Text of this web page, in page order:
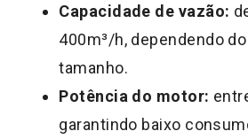
Capacidade de vazão:
400m³/h, dependendo
tamanho.
Potência do motor:
garantindo baixo